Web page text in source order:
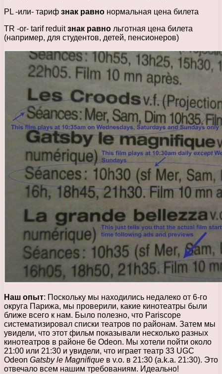
PL -или- тариф знак равно нормальная цена билета
TR -or- tarif reduitзнак равно льготная цена билета
(например, для студентов, детей, пенсионеров)
Наш опыт: Поскольку мы находились недалеко от 6-го
округа Парижа, мы проверили, какие кинотеатры были
ближе всего к нам. Было полезно, что Pariscope
систематизировал списки театров по районам. Затем мы
увидели, что этот фильм показывали несколько разных
кинотеатров в районе 6e Odeon. Мы хотели пойти около
21:00 или 21:30 и увидели, что играет театр 33 UGC
Odeon Gatsby le Magnifique в v.о. в 21:30 (а.k.а. 21:30). Это
отвечало всем нашим требованиям. Идеально!